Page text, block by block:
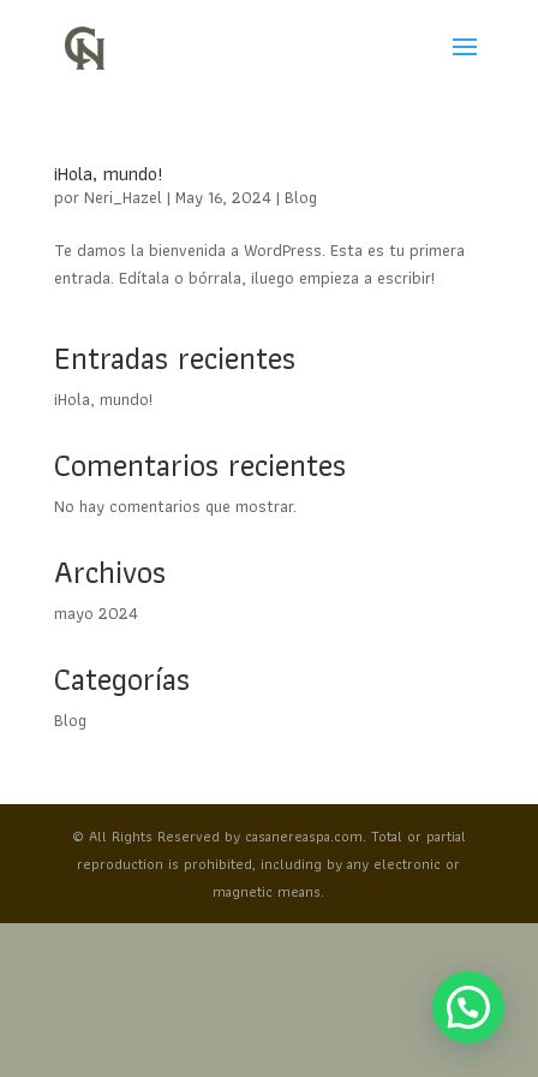
¡Hola, mundo!
porNeri_Hazel| May 16, 2024| Blog
Te damos la bienvenida a WordPress. Esta es tu primera
entrada. Edítala o bórrala, ¡luego empieza a escribir!
Entradas recientes
¡Hola, mundo!
Comentarios recientes
No hay comentarios que mostrar.
Archivos
mayo 2024
Categorías
Blog
© All Rights Reserved by casanereaspa.com. Total or partial
reproduction is prohibited, including by any electronic or
magnetic means.